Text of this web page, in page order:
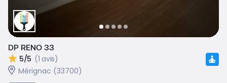
DP RENO 33
5/5 (1 avis)
Mérignac (33700)